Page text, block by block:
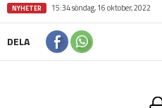
NYHETER 15:34 söndag, 16 oktober, 2022
DELA